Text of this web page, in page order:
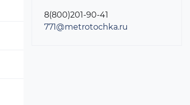
8(800)201-90-41
771@metrotochka.ru